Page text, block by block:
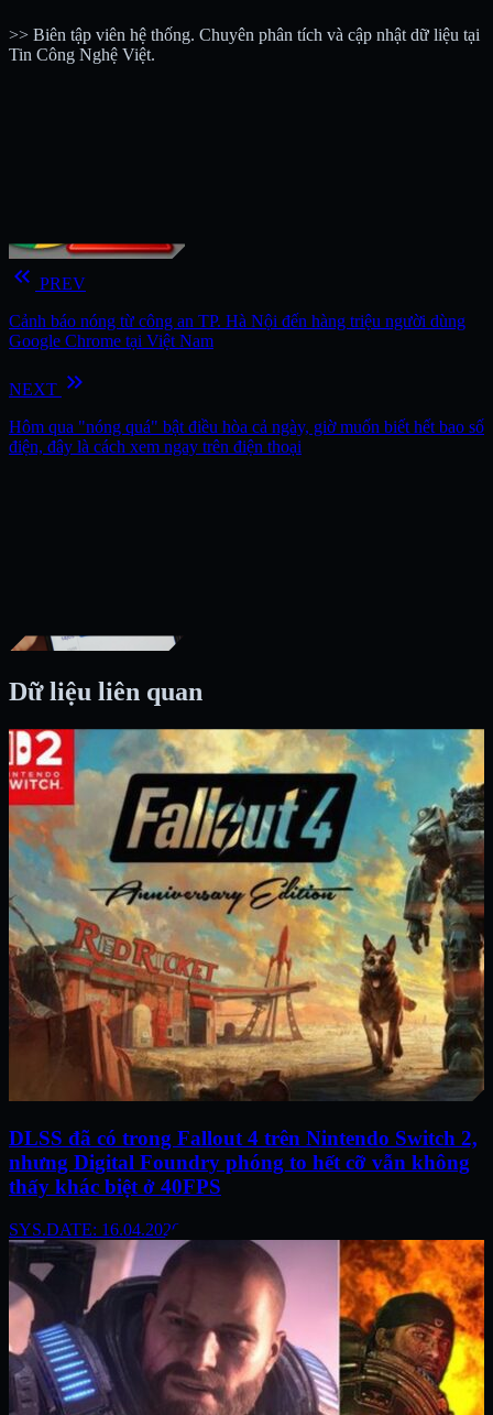
>> Biên tập viên hệ thống. Chuyên phân tích và cập nhật dữ liệu tại
Tin Công Nghệ Việt.
keyboard_double_arrow_left PREV
Cảnh báo nóng từ công an TP. Hà Nội đến hàng triệu người dùng
Google Chrome tại Việt Nam
NEXT keyboard_double_arrow_right
Hôm qua "nóng quá" bật điều hòa cả ngày, giờ muốn biết hết bao số
điện, đây là cách xem ngay trên điện thoại
Dữ liệu liên quan
DLSS đã có trong Fallout 4 trên Nintendo Switch 2,
nhưng Digital Foundry phóng to hết cỡ vẫn không
thấy khác biệt ở 40FPS
SYS.DATE: 16.04.2026